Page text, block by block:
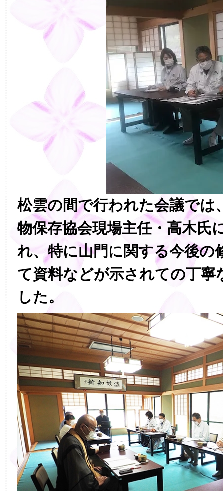
松雲の間で行われた会議では
物保存協会現場主任・高木氏
れ、特に山門に関する今後の
て資料などが示されての丁寧
した。